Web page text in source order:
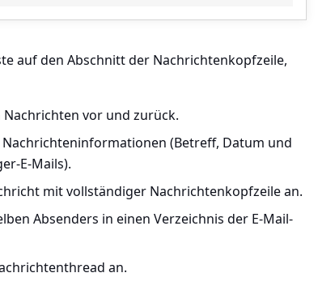
auf den Abschnitt der Nachrichtenkopfzeile,
Nachrichten vor und zurück.
(Betreff, Datum und
E-Mails).
mit vollständiger Nachrichtenkopfzeile an.
Absenders in einen Verzeichnis der E-Mail-
an.